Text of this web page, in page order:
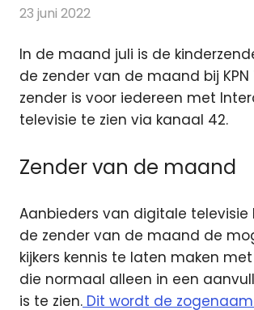
23 juni 2022
In de maand juli is de
de zender van de maand bij KPN
zender is voor iedereen met
televisie te zien via kanaal 42.
Zender van de maand
Aanbieders van digitale
de zender van de maand de
kijkers kennis te laten maken
die normaal alleen in een
is te zien. Dit wordt de